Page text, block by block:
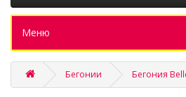
Меню
Бегонии Бегония